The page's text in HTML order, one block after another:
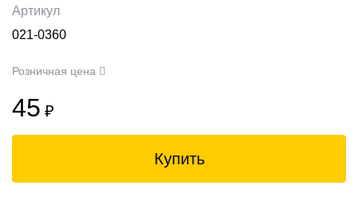
Артикул
021-0360
Розничная цена
45 ₽
Купить